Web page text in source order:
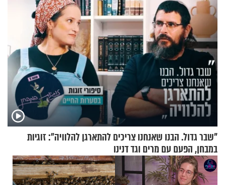
"שבר גדול. הבנו שאנחנו צריכים להתארגן להלוויה": זוגיות
במבחן, הפעם עם מרים וגד דנינו